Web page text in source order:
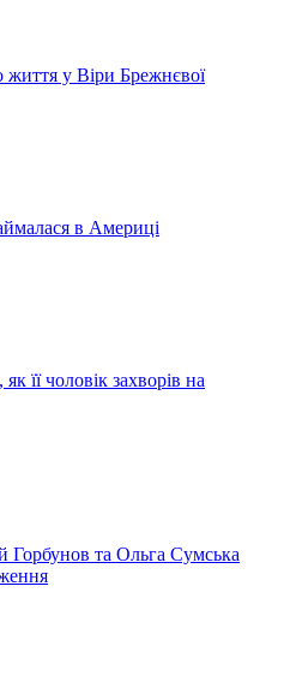
життя у Віри Брежнєвої
в Америці
її чоловік захворів на
та Ольга Сумська